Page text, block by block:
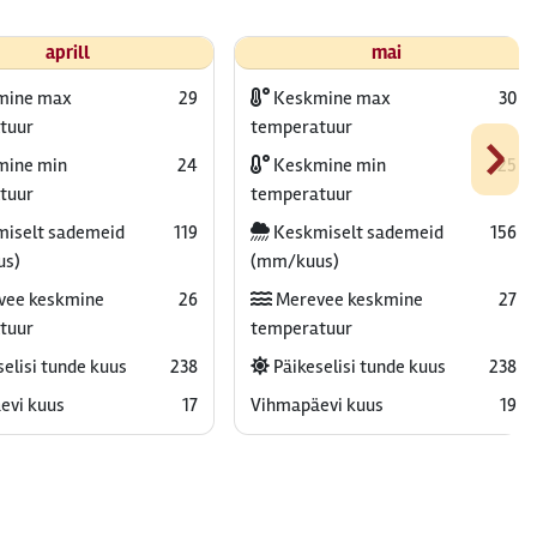
›
aprill
max
29
min
24
sademeid
119
keskmine
26
tunde kuus
238
kuus
17
mai
Keskmine max
temperatuur
30
Keskmine min
temperatuur
25
Keskmiselt sademeid
(mm/kuus)
156
Merevee keskmine
temperatuur
27
Päikeselisi tunde kuus
238
Vihmapäevi kuus
19